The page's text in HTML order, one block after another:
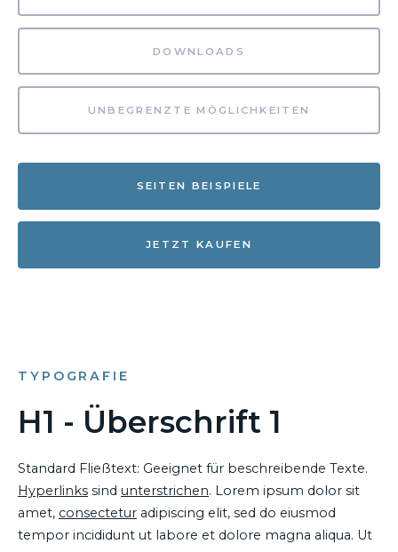
DOWNLOADS
UNBEGRENZTE MÖGLICHKEITEN
SEITEN BEISPIELE
JETZT KAUFEN
TYPOGRAFIE
H1 - Überschrift 1
Standard Fließtext: Geeignet für beschreibende Texte.
Hyperlinks sind unterstrichen. Lorem ipsum dolor sit
amet, consectetur adipiscing elit, sed do eiusmod
tempor incididunt ut labore et dolore magna aliqua. Ut